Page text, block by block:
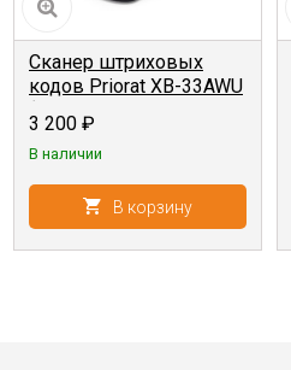
Сканер штриховых
кодов Priorat XB-33AWU
{2D, ручной, проводной,
USB-HID+USB-VCOM}
3 200 ₽
В наличии
В корзину